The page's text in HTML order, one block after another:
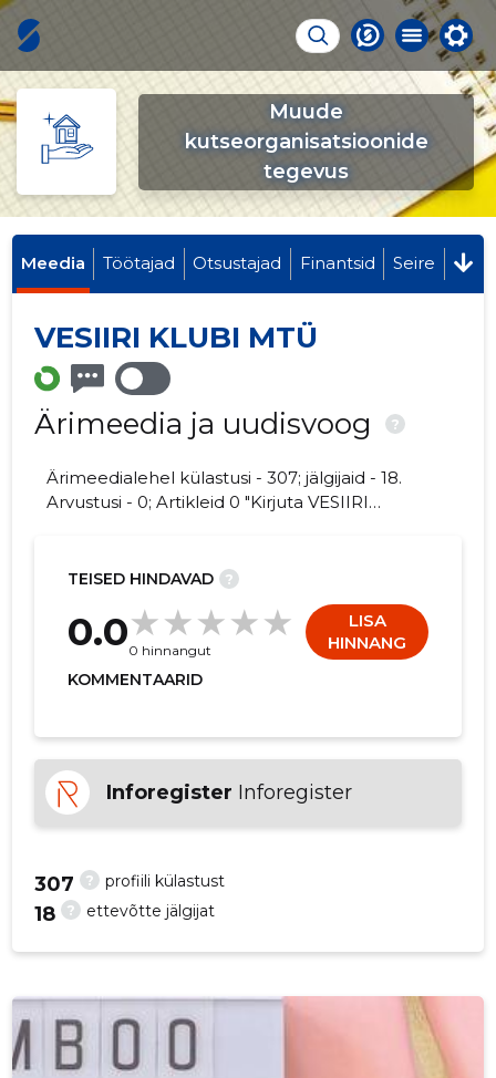
Muude
kutseorganisatsioonide
tegevus
Meedia Töötajad Otsustajad Finantsid Seire
VESIIRI KLUBI MTÜ
Ärimeedia ja uudisvoog ?
Ärimeedialehel külastusi - 307; jälgijaid - 18.
Arvustusi - 0; Artikleid 0 "Kirjuta VESIIRI
TEISED HINDAVAD ?
0.00 hinnangut
LISA
HINNANG
KOMMENTAARID
Inforegister Inforegister
? profiili külastust
307
? ettevõtte jälgijat
18